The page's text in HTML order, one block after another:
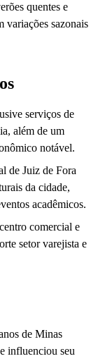
quentes e
variações sazonais
serviços de
além de um
notável.
de Juiz de Fora
da cidade,
acadêmicos.
comercial e
setor varejista e
de Minas
influenciou seu